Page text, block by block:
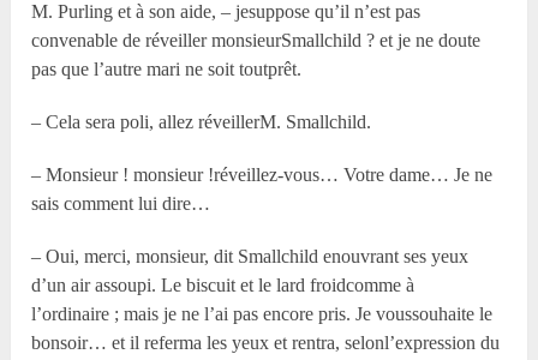
M. Purling et à son aide, – jesuppose qu’il n’est pas
convenable de réveiller monsieurSmallchild ? et je ne doute
pas que l’autre mari ne soit toutprêt.
– Cela sera poli, allez réveillerM. Smallchild.
– Monsieur ! monsieur !réveillez-vous… Votre dame… Je ne
sais comment lui dire…
– Oui, merci, monsieur, dit Smallchild enouvrant ses yeux
d’un air assoupi. Le biscuit et le lard froidcomme à
l’ordinaire ; mais je ne l’ai pas encore pris. Je voussouhaite le
bonsoir… et il referma les yeux et rentra, selonl’expression du